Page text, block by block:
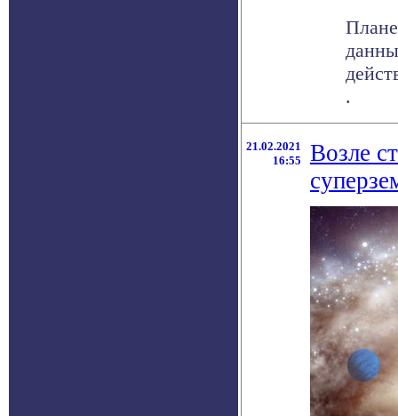
.
21.02.2021
16:55
Возле